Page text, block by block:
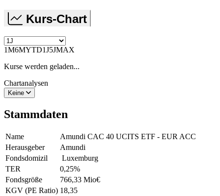
Kurs-Chart
1M6MYTD1J5JMAX
Kurse werden geladen...
Chartanalysen
Keine
Stammdaten
Name
Amundi CAC 40 UCITS ETF - EUR ACC
Herausgeber
Amundi
Fondsdomizil
Luxemburg
TER
0,25%
Fondsgröße
766,33 Mio€
KGV (PE Ratio) 18,35